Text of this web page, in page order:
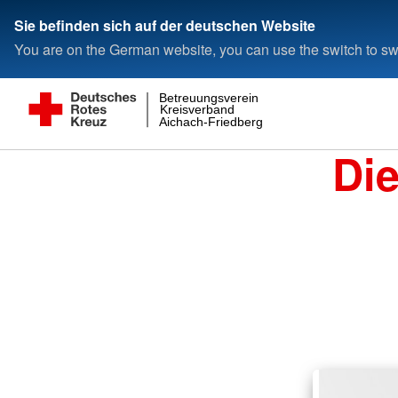
Sie befinden sich auf der deutschen Website
You are on the German website, you can use the switch to
Aichach-Friedberg
Kreisverband
Betreuungsverein